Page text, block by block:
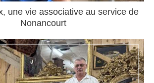
une vie associative au service de
Nonancourt